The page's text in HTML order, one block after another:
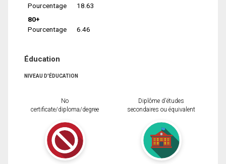
Pourcentage
18.63
80+
Pourcentage
6.46
Éducation
NIVEAU D'ÉDUCATION
No
certificate/diploma/degree
Diplôme d'études
secondaires ou équivalent